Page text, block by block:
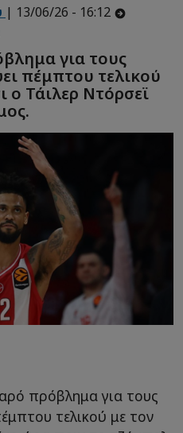
| 13/06/26 - 16:12
για τους
πέμπτου τελικού
ο Τάιλερ Ντόρσεϊ
πρόβλημα για τους
τελικού με τον